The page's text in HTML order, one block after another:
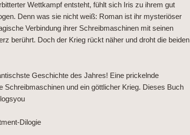
Wettkampf entsteht, fühlt sich Iris zu ihrem gut
Denn was sie nicht weiß: Roman ist ihr mysteriöser
Verbindung ihrer Schreibmaschinen mit seinen
berührt. Doch der Krieg rückt näher und droht die beiden
Geschichte des Jahres! Eine prickelnde
Schreibmaschinen und ein göttlicher Krieg. Dieses Buch
Dilogie